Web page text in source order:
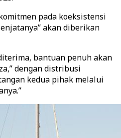
pada koeksistensi
akan diberikan
bantuan penuh akan
dengan distribusi
kedua pihak melalui